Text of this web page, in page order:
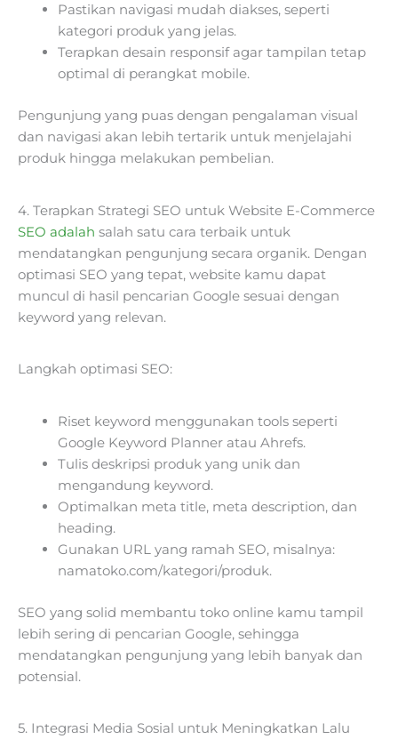
Pastikan navigasi mudah diakses, seperti
kategori produk yang jelas.
Terapkan desain responsif agar tampilan tetap
optimal di perangkat mobile.
Pengunjung yang puas dengan pengalaman visual
dan navigasi akan lebih tertarik untuk menjelajahi
produk hingga melakukan pembelian.
4. Terapkan Strategi SEO untuk Website E-Commerce
SEO adalah salah satu cara terbaik untuk
mendatangkan pengunjung secara organik. Dengan
optimasi SEO yang tepat, website kamu dapat
muncul di hasil pencarian Google sesuai dengan
keyword yang relevan.
Langkah optimasi SEO:
Riset keyword menggunakan tools seperti
Google Keyword Planner atau Ahrefs.
Tulis deskripsi produk yang unik dan
mengandung keyword.
Optimalkan meta title, meta description, dan
heading.
Gunakan URL yang ramah SEO, misalnya:
namatoko.com/kategori/produk.
SEO yang solid membantu toko online kamu tampil
lebih sering di pencarian Google, sehingga
mendatangkan pengunjung yang lebih banyak dan
potensial.
5. Integrasi Media Sosial untuk Meningkatkan Lalu